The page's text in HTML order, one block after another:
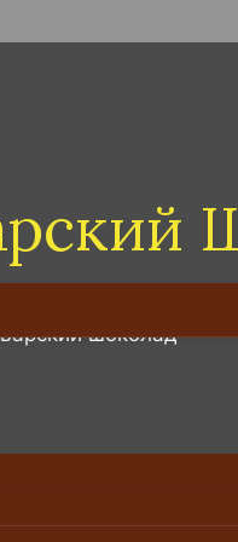
шоколад